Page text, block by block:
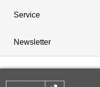
Service
Newsletter